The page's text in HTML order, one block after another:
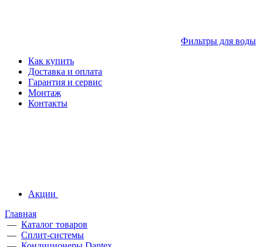
Фильтры для воды
Как купить
Доставка и оплата
Гарантия и сервис
Монтаж
Контакты
Акции
Главная
— Каталог товаров
— Сплит-системы